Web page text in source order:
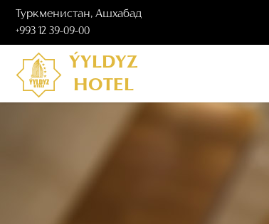
Туркменистан, Ашхабад
+993 12 39-09-00
ÝYLDYZ
HOTEL